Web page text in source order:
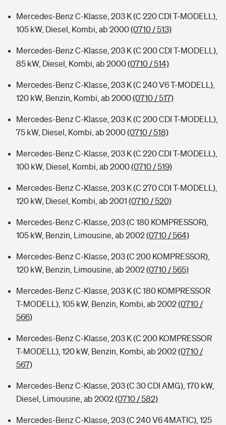
Mercedes-Benz C-Klasse, 203 K (C 220 CDI T-MODELL),
105 kW, Diesel, Kombi, ab 2000(0710 / 513)
Mercedes-Benz C-Klasse, 203 K (C 200 CDI T-MODELL),
85 kW, Diesel, Kombi, ab 2000(0710 / 514)
Mercedes-Benz C-Klasse, 203 K (C 240 V6 T-MODELL),
120 kW, Benzin, Kombi, ab 2000(0710 / 517)
Mercedes-Benz C-Klasse, 203 K (C 200 CDI T-MODELL),
75 kW, Diesel, Kombi, ab 2000(0710 / 518)
Mercedes-Benz C-Klasse, 203 K (C 220 CDI T-MODELL),
100 kW, Diesel, Kombi, ab 2000(0710 / 519)
Mercedes-Benz C-Klasse, 203 K (C 270 CDI T-MODELL),
120 kW, Diesel, Kombi, ab 2001 (0710 / 520)
Mercedes-Benz C-Klasse, 203 (C 180 KOMPRESSOR),
105 kW, Benzin, Limousine, ab 2002(0710 / 564)
Mercedes-Benz C-Klasse, 203 (C 200 KOMPRESSOR),
120 kW, Benzin, Limousine, ab 2002(0710 / 565)
Mercedes-Benz C-Klasse, 203 K (C 180 KOMPRESSOR
T-MODELL), 105 kW, Benzin, Kombi, ab 2002(0710 /
566)
Mercedes-Benz C-Klasse, 203 K (C 200 KOMPRESSOR
T-MODELL), 120 kW, Benzin, Kombi, ab 2002(0710 /
567)
Mercedes-Benz C-Klasse, 203 (C 30 CDI AMG), 170 kW,
Diesel, Limousine, ab 2002(0710 / 582)
Mercedes-Benz C-Klasse, 203 (C 240 V6 4MATIC), 125